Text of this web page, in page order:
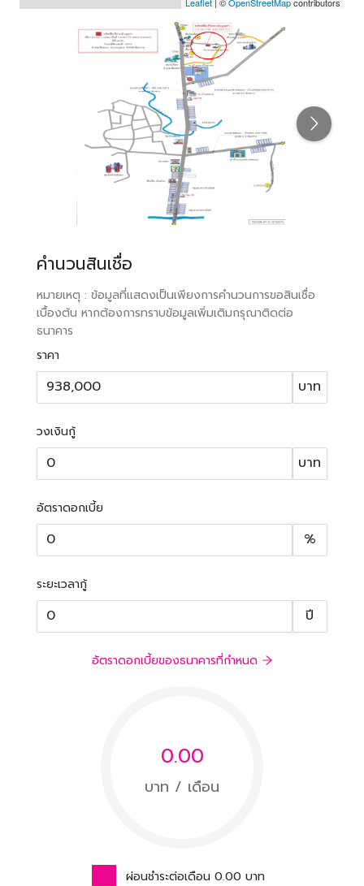
Leaflet | ©OpenStreetMapcontributors
คำนวนสินเชื่อ
หมายเหตุ : ข้อมูลที่แสดงเป็นเพียงการคำนวนการขอสินเชื่อ
เบื้องต้น หากต้องการทราบข้อมูลเพิ่มเติมกรุณาติดต่อ
ธนาคาร
ราคา
บาท
วงเงินกู้
บาท
อัตราดอกเบี้ย
%
ระยะเวลากู้
ปี
อัตราดอกเบี้ยของธนาคารที่กำหนด
0.00
บาท / เดือน
ผ่อนชำระต่อเดือน 0.00 บาท